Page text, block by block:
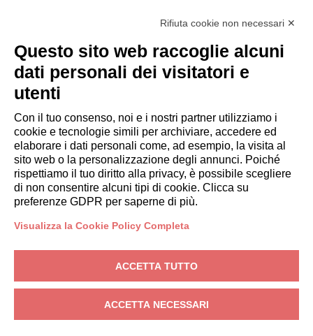
OSPITI
Prenota un soggiorno
Soggiorni lunghi
Esperienze per gli ospiti
Sconti per gli ospiti
Convenzioni per Aziende
booking@italianway.house
+390286882952
P.IVA: 08839180968 - PMI Innovativa
Privacy-Condizioni-Cookies-Whistleblowing
Rifiuta cookie non necessari ✕
Questo sito web raccoglie alcuni
dati personali dei visitatori e
utenti
Con il tuo consenso, noi e i nostri partner utilizziamo i
cookie e tecnologie simili per archiviare, accedere ed
elaborare i dati personali come, ad esempio, la visita al
sito web o la personalizzazione degli annunci. Poiché
rispettiamo il tuo diritto alla privacy, è possibile scegliere
di non consentire alcuni tipi di cookie. Clicca su
preferenze GDPR per saperne di più.
Visualizza la Cookie Policy Completa
ACCETTA TUTTO
ACCETTA NECESSARI